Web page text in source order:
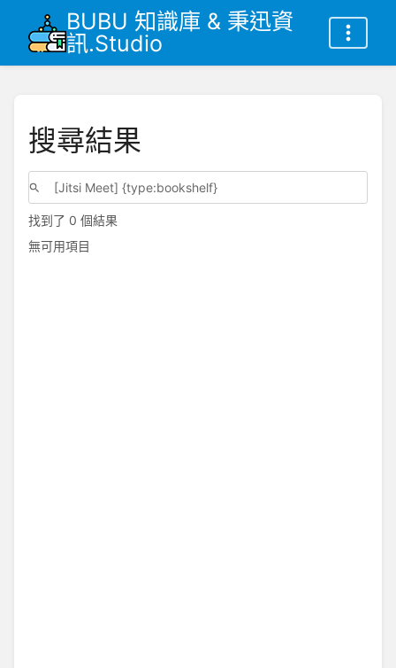
BUBU 知識庫 & 秉迅資
訊.Studio
搜尋結果
找到了 0 個結果
無可用項目